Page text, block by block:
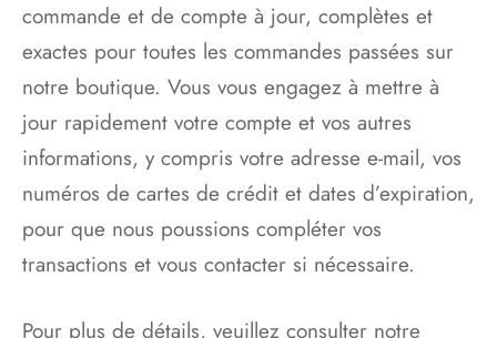
commande et de compte à jour, complètes et
exactes pour toutes les commandes passées sur
notre boutique. Vous vous engagez à mettre à
jour rapidement votre compte et vos autres
informations, y compris votre adresse e-mail, vos
numéros de cartes de crédit et dates d’expiration,
pour que nous poussions compléter vos
transactions et vous contacter si nécessaire.
Pour plus de détails, veuillez consulter notre